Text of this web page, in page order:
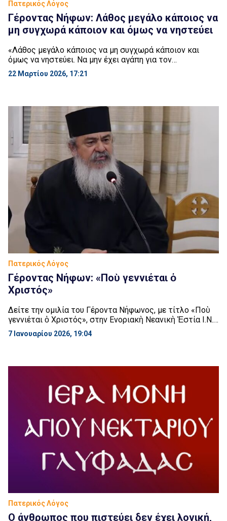
Πατερικός Λόγος
Γέροντας Νήφων: Λάθος μεγάλο κάποιος να
μη συγχωρά κάποιον και όμως να νηστεύει
«Λάθος μεγάλο κάποιος να μη συγχωρά κάποιον και
όμως να νηστεύει. Να μην έχει αγάπη για τον
συνάνθρωπό του και όμως να κάνει 1000 μετάνοιες την
ημέρα. Να κάνει αγρυπνίες και όμως όταν του πειράξεις
είναι μονομερές. ότι πιάνουμε […]
22 Μαρτίου 2026, 17:21
Πατερικός Λόγος
Γέροντας Νήφων: «Ποὺ γεννιέται ὁ
Χριστός»
Δείτε την ομιλία του Γέροντα Νήφωνος, με τίτλο «Ποὺ
γεννιέται ὁ Χριστός», στην Ενοριακὴ Νεανικὴ Ἑστία Ι.Ν.,
Ἁγ. Γερασίμου Ἄνω Ἰλισίων, την Δευτέρα 22 Δεκεμβρίου
2025.
7 Ιανουαρίου 2026, 19:04
Πατερικός Λόγος
Ο άνθρωπος που πιστεύει δεν έχει λογική,